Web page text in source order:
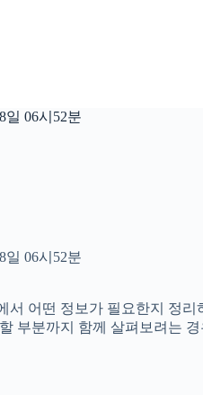
일 06시52분
일 06시52분
서 어떤 정보가 필요한지 정
부분까지 함께 살펴보려는